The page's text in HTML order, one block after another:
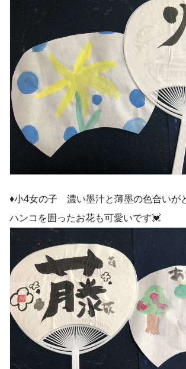
♦︎小4女の子 濃い墨汁と薄墨の色合いが
ハンコを囲ったお花も可愛いです💓